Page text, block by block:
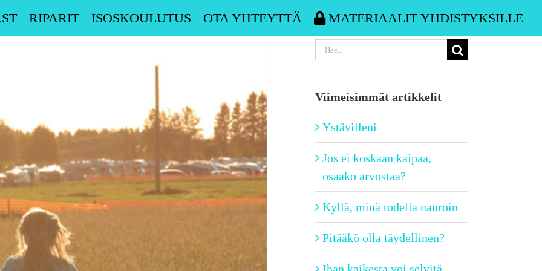
RIPARIT ISOSKOULUTUS OTA YHTEYTTÄ MATERIAALIT YHDISTYKSILLE
Etsi
Viimeisimmät artikkelit
Ystävilleni
Jos ei koskaan kaipaa,
osaako arvostaa?
Kyllä, minä todella nauroin
Pitääkö olla täydellinen?